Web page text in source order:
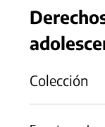
Colección